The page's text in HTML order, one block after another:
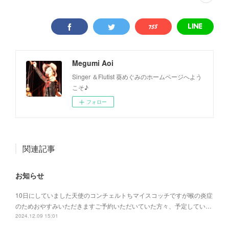
Megumi Aoi
Singer ＆Flutist 葵めぐみのホームページへよう
こそ♪
フォロー
関連記事
お知らせ
10日にしていました天使のコンチェルトちマイスコッチですが喉の炎症
のためおやすみいただきますご予約いただいていた方々、予定してい…
2024.12.09 15:01